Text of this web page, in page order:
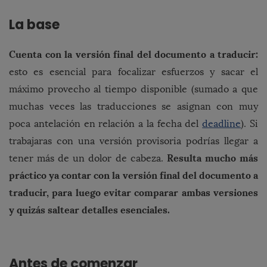
La base
Cuenta con la versión final del documento a traducir:
esto es esencial para focalizar esfuerzos y sacar el
máximo provecho al tiempo disponible (sumado a que
muchas veces las traducciones se asignan con muy
poca antelación en relación a la fecha deldeadline). Si
trabajaras con una versión provisoria podrías llegar a
tener más de un dolor de cabeza. Resulta mucho más
práctico ya contar con la versión final del documento a
traducir, para luego evitar comparar ambas versiones
y quizás saltear detalles esenciales.